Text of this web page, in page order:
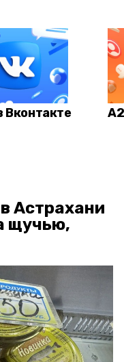
Вконтакте
Астрахани
щучью,